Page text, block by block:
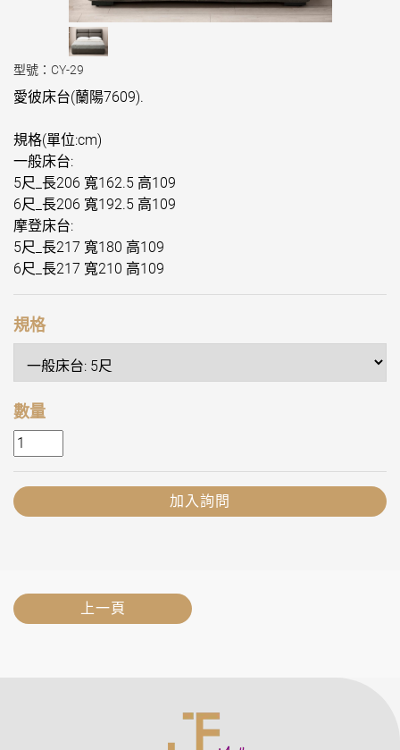
型號：CY-29
愛彼床台(蘭陽7609).
規格(單位:cm)
一般床台:
5尺_長206 寬162.5 高109
6尺_長206 寬192.5 高109
摩登床台:
5尺_長217 寬180 高109
6尺_長217 寬210 高109
規格
數量
加入詢問
上一頁